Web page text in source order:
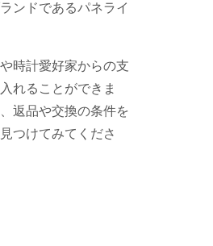
ンドであるパネライ
時計愛好家からの支
れることができま
返品や交換の条件を
つけてみてくださ